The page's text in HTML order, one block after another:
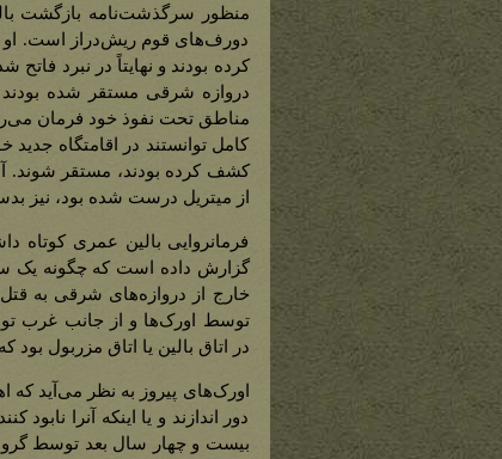
دورف‌های قوم ریش‌دراز است. او
کرده بودند و نهایتاً در نبرد
دروازه شرقی مستقر شده بودند
مناطق تحت نفوذ خود فرمان
کامل توانستند در اقامتگاه
کشف کرده بودند، مستقر شوند.
از میتریل درست شده بود، نیز
فرمانروایی بالین عمری کوتاه
گزارش داده است که چگونه یک
خارج از دروازه‌های شرقی به
توسط اورک‌ها و از جانب غرب
در اتاق بالین یا اتاق مزربول بود
اورک‌های پیروز به نظر می‌آید که
دور اندازند و یا اینکه آنرا
بیست و چهار سال بعد توسط گروه